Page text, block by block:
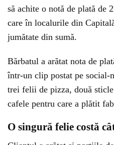
să achite o notă de plată de
care în localurile din
jumătate din sumă.
Bărbatul a arătat nota de
într-un clip postat pe social-
trei felii de pizza, două
cafele pentru care a plătit
O singură felie costă